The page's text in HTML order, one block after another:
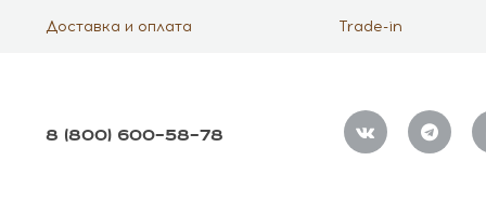
Доставка и оплата Trade-in
8 (800) 600–58–78